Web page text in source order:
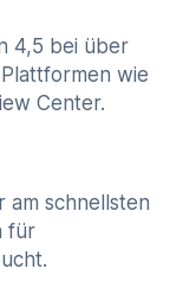
4,5 bei über
wie
Center.
am schnellsten
für